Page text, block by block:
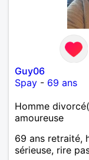
Guy06
Spay - 69 ans
Homme
amoureuse
69 ans retraité,
sérieuse, rire